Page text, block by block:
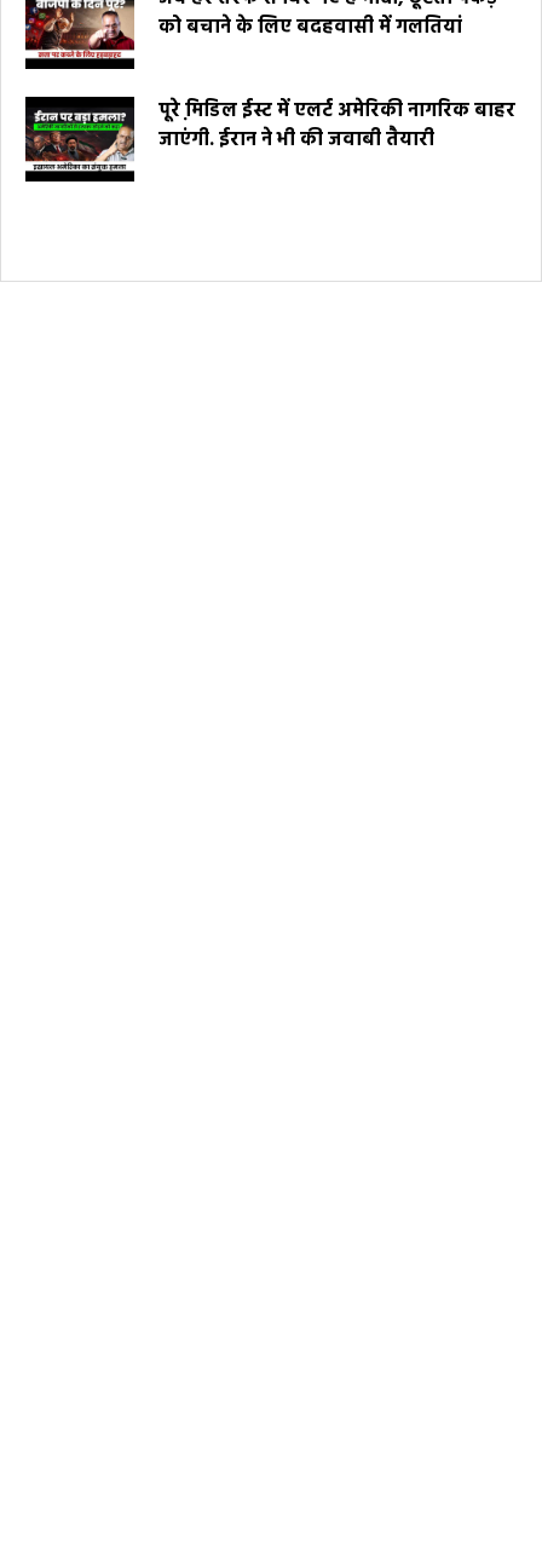
को बचाने के लिए बदहवासी में गलतियां
पूरे मि़डिल ईस्ट में एलर्ट अमेरिकी नागरिक बाहर
जाएंगी. ईरान ने भी की जवाबी तैयारी